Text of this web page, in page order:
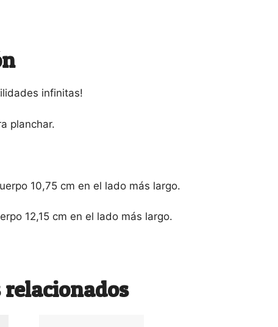
infinitas!
planchar.
10,75 cm en el lado más largo.
12,15 cm en el lado más largo.